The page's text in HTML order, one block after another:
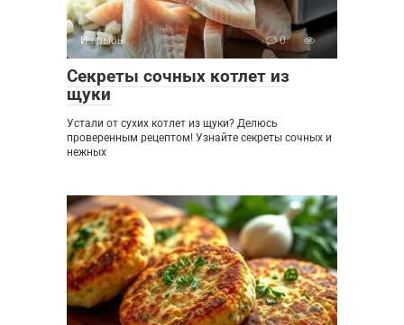
Из рыбы 0
Секреты сочных котлет из
щуки
Устали от сухих котлет из щуки? Делюсь
проверенным рецептом! Узнайте секреты сочных и
нежных